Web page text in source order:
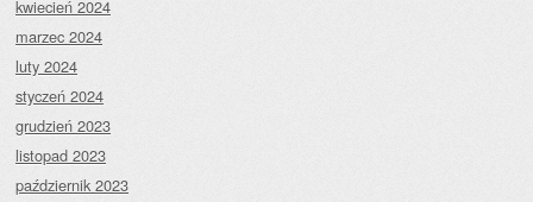
kwiecień 2024
marzec 2024
luty 2024
styczeń 2024
grudzień 2023
listopad 2023
październik 2023